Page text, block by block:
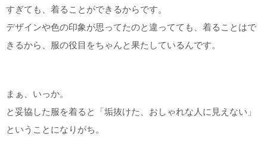
すぎても、着ることができるからです。
デザインや色の印象が思ってたのと違ってても、着ることはで
きるから、服の役目をちゃんと果たしているんです。
まぁ、いっか。
と妥協した服を着ると「垢抜けた、おしゃれな人に見えない」
ということになりがち。